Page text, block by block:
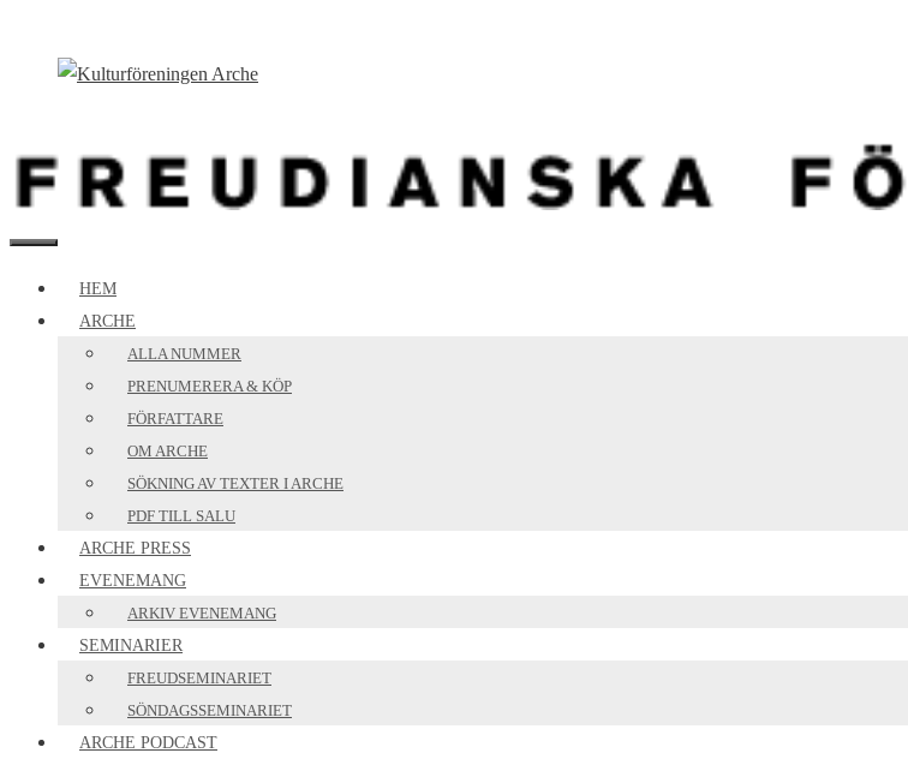
MENY
HEM
ARCHE
ALLA NUMMER
PRENUMERERA & KÖP
FÖRFATTARE
OM ARCHE
SÖKNING AV TEXTER I ARCHE
PDF TILL SALU
ARCHE PRESS
EVENEMANG
ARKIV EVENEMANG
SEMINARIER
FREUDSEMINARIET
SÖNDAGSSEMINARIET
ARCHE PODCAST